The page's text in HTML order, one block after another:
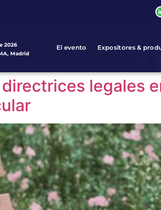
2026
Madrid
El evento Expositores &
directrices legales